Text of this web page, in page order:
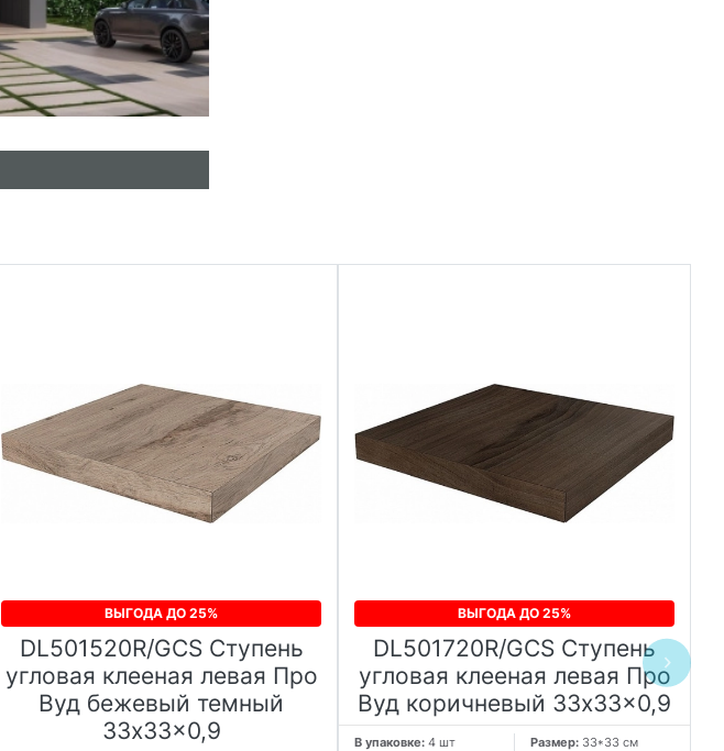
ВЫГОДА ДО 25%
DL501520R/GCS Ступень
угловая клееная левая Про
Вуд бежевый темный
33x33x0,9
ВЫГОДА ДО 25%
DL501720R/GCS Ступень
угловая клееная левая Про
Вуд коричневый 33x33x0,9
В упаковке: 4 шт Размер: 33*33 см